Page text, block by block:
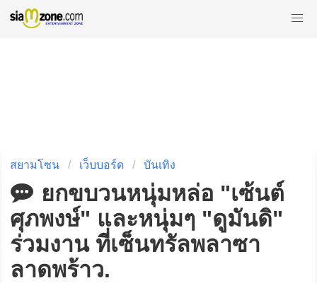
สยามโซน เว็บบอร์ด บันเทิง
ยกขบวนหนุ่มหล่อ "เซ้นต์
ศุภพงษ์" และหนุ่มๆ "ดูมันดิ"
ร่วมงาน ที่เซ็นทรัลพลาซา
ลาดพร้าว.